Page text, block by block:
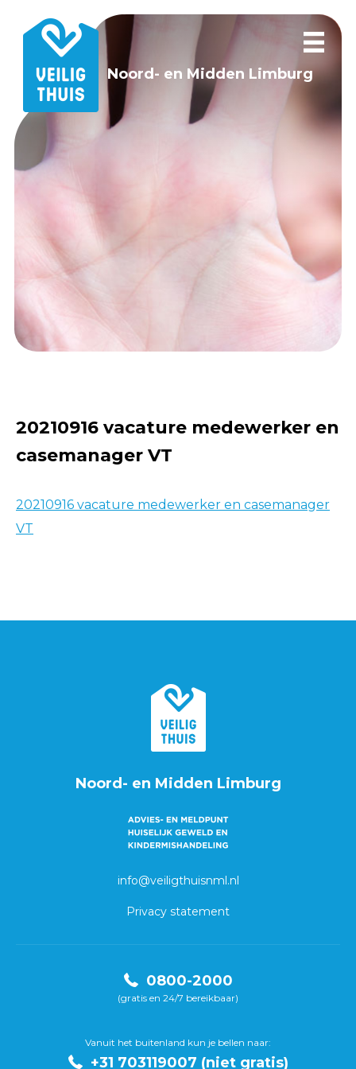
Noord- en Midden Limburg
20210916 vacature medewerker en
casemanager VT
20210916 vacature medewerker en casemanager
VT
Noord- en Midden Limburg
info@veiligthuisnml.nl
Privacy statement
0800-2000
(gratis en 24/7 bereikbaar)
Vanuit het buitenland kun je bellen naar:
+31 703119007 (niet gratis)